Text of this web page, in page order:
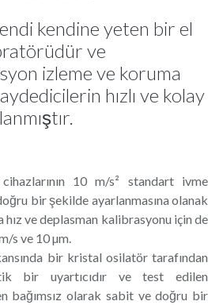
kendine yeten bir el
ve
izleme ve koruma
hızlı ve kolay
10 m/s² standart ivme
bir şekilde ayarlanmasına olanak
hız ve deplasman kalibrasyonu için de
s ve 10 µm.
bir kristal osilatör tarafından
bir uyartıcıdır ve test edilen
bağımsız olarak sabit ve doğru bir